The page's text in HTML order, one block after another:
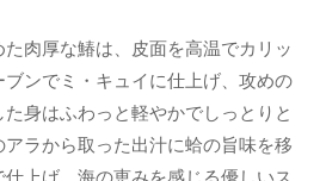
肉厚な鰆は、皮面を高温でカリッ
ンでミ・キュイに仕上げ、攻めの
身はふわっと軽やかでしっとりと
ラから取った出汁に蛤の旨味を移